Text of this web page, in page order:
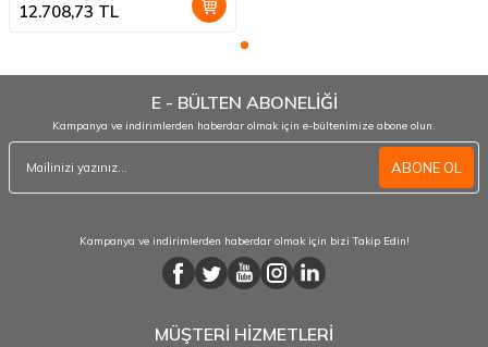
12.708,73 TL
E - BÜLTEN ABONELİĞİ
Kampanya ve indirimlerden haberdar olmak için e-bültenimize abone olun.
ABONE OL
Kampanya ve indirimlerden haberdar olmak için bizi Takip Edin!
MÜŞTERİ HİZMETLERİ